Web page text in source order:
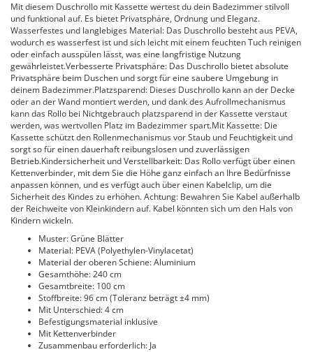
Mit diesem Duschrollo mit Kassette wertest du dein Badezimmer stilvoll
und funktional auf. Es bietet Privatsphäre, Ordnung und Eleganz.
Wasserfestes und langlebiges Material: Das Duschrollo besteht aus PEVA,
wodurch es wasserfest ist und sich leicht mit einem feuchten Tuch reinigen
oder einfach ausspülen lässt, was eine langfristige Nutzung
gewährleistet.Verbesserte Privatsphäre: Das Duschrollo bietet absolute
Privatsphäre beim Duschen und sorgt für eine saubere Umgebung in
deinem Badezimmer.Platzsparend: Dieses Duschrollo kann an der Decke
oder an der Wand montiert werden, und dank des Aufrollmechanismus
kann das Rollo bei Nichtgebrauch platzsparend in der Kassette verstaut
werden, was wertvollen Platz im Badezimmer spart.Mit Kassette: Die
Kassette schützt den Rollenmechanismus vor Staub und Feuchtigkeit und
sorgt so für einen dauerhaft reibungslosen und zuverlässigen
Betrieb.Kindersicherheit und Verstellbarkeit: Das Rollo verfügt über einen
Kettenverbinder, mit dem Sie die Höhe ganz einfach an Ihre Bedürfnisse
anpassen können, und es verfügt auch über einen Kabelclip, um die
Sicherheit des Kindes zu erhöhen. Achtung: Bewahren Sie Kabel außerhalb
der Reichweite von Kleinkindern auf. Kabel könnten sich um den Hals von
Kindern wickeln.
Muster: Grüne Blätter
Material: PEVA (Polyethylen-Vinylacetat)
Material der oberen Schiene: Aluminium
Gesamthöhe: 240 cm
Gesamtbreite: 100 cm
Stoffbreite: 96 cm (Toleranz beträgt ±4 mm)
Mit Unterschied: 4 cm
Befestigungsmaterial inklusive
Mit Kettenverbinder
Zusammenbau erforderlich: Ja